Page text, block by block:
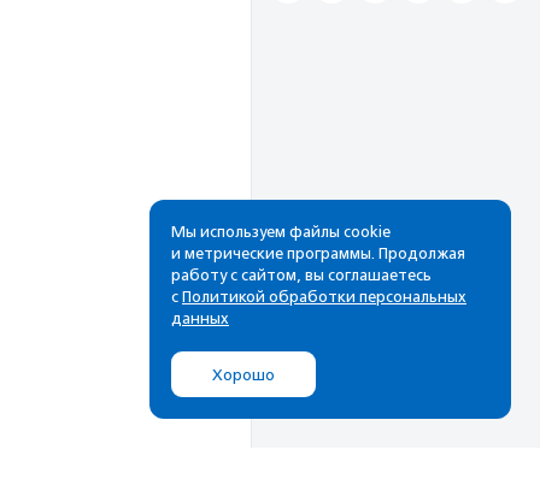
Мы используем файлы cookie
и метрические программы. Продолжая
работу с сайтом, вы соглашаетесь
с Политикой обработки персональных
данных
Хорошо